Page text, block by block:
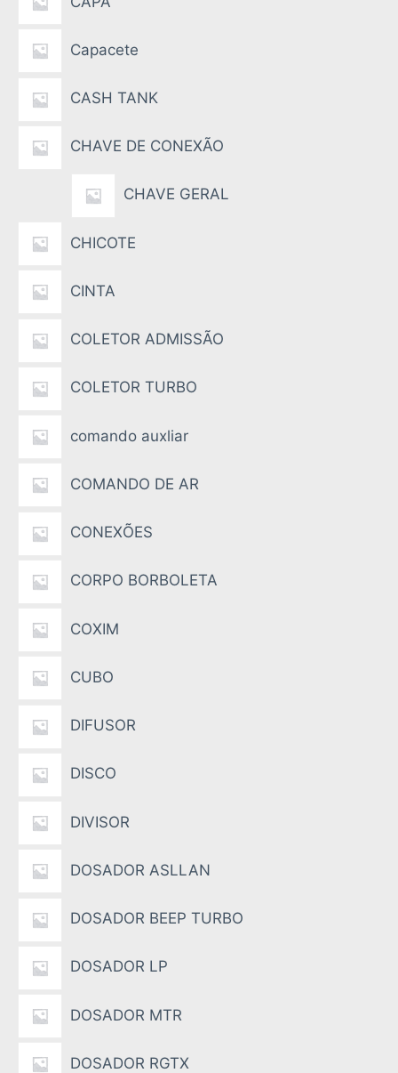
Capacete
CASH TANK
CHAVE DE CONEXÃO
CHAVE GERAL
CHICOTE
CINTA
COLETOR ADMISSÃO
COLETOR TURBO
comando auxliar
COMANDO DE AR
CONEXÕES
CORPO BORBOLETA
COXIM
CUBO
DIFUSOR
DISCO
DIVISOR
DOSADOR ASLLAN
DOSADOR BEEP TURBO
DOSADOR LP
DOSADOR MTR
DOSADOR RGTX